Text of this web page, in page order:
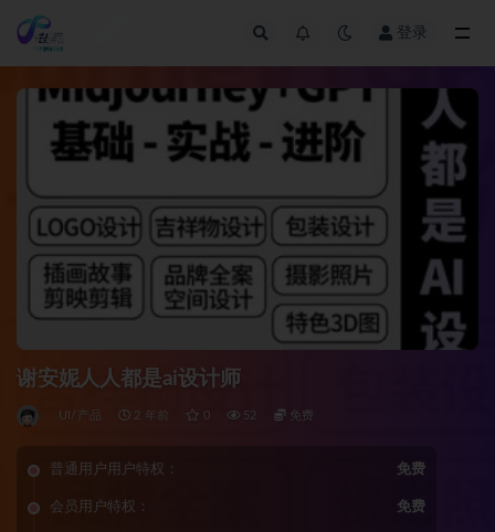
登录
谢安妮人人都是ai设计师
UI/产品 2 年前 0 52 免费
普通用户用户特权： 免费
会员用户特权： 免费